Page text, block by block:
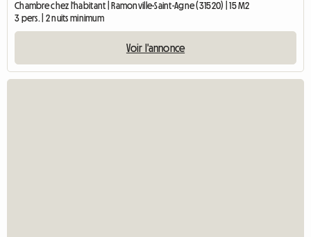
Chambre chez l'habitant | Ramonville-Saint-Agne (31520) | 15 M2
3 pers. | 2 nuits minimum
Voir l'annonce